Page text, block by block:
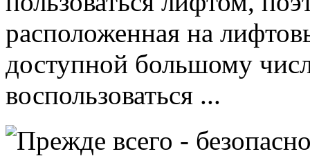
расположенная на
доступной большому
воспользоваться ...